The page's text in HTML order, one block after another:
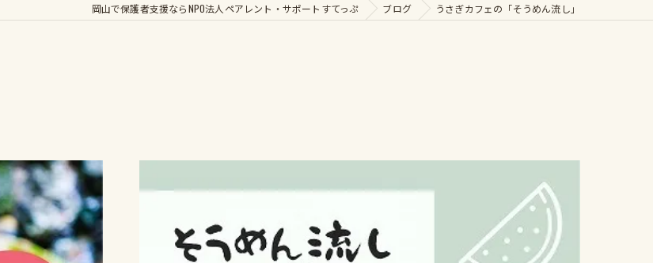
輝きのすてっぷ
岡山で保護者支援ならNPO法人ペアレント・サポートすてっぷ ブログ うさぎカフェの「そうめん流し」